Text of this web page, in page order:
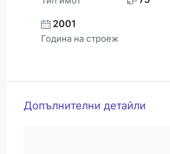
2001
Година на строеж
Допълнителни детайли